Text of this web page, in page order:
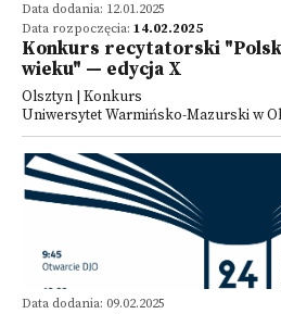
Data dodania: 12.01.2025
Data rozpoczęcia: 14.02.2025
Konkurs recytatorski
wieku" — edycja X
Olsztyn | Konkurs
Uniwersytet Warmińsko-Mazurski w
Data dodania: 09.02.2025